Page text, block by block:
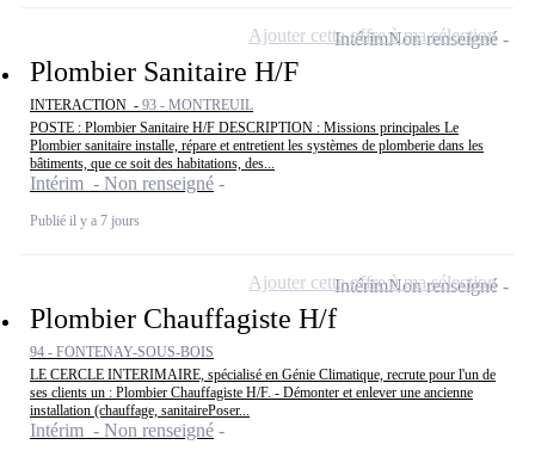
Plombier Sanitaire H/F
INTERACTION - 93 - MONTREUIL
POSTE : Plombier Sanitaire H/F DESCRIPTION : Missions principales Le
Plombier sanitaire installe, répare et entretient les systèmes de plomberie dans les
bâtiments, que ce soit des habitations, des...
Intérim - Non renseigné
Publié il y a 7 jours
IntérimNon renseigné
Ajouter cette offre à ma sélection
Plombier Chauffagiste H/f
94 - FONTENAY-SOUS-BOIS
LE CERCLE INTERIMAIRE, spécialisé en Génie Climatique, recrute pour l'un de
ses clients un : Plombier Chauffagiste H/F. - Démonter et enlever une ancienne
installation (chauffage, sanitairePoser...
Intérim - Non renseigné
IntérimNon renseigné
Ajouter cette offre à ma sélection